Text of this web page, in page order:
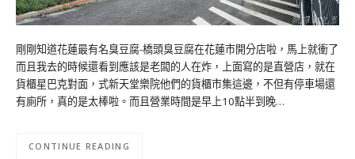
剛剛知道花蓮最有名臭豆腐-橋頭臭豆腐在花蓮市開分店啦，馬上就衝了
而且我去的時候還看到應該是老闆的人在炸，上面寫的是直營店，就在
貨櫃星巴克對面，式新天堂樂院他們的貨櫃市集這邊，不但有停車場還
有廁所，真的是太棒啦。而且營業時間是早上10點半到晚…
CONTINUE READING